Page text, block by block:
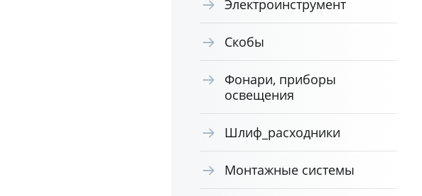
Электроинструмент
Скобы
Фонари, приборы
освещения
Шлиф_расходники
Монтажные системы